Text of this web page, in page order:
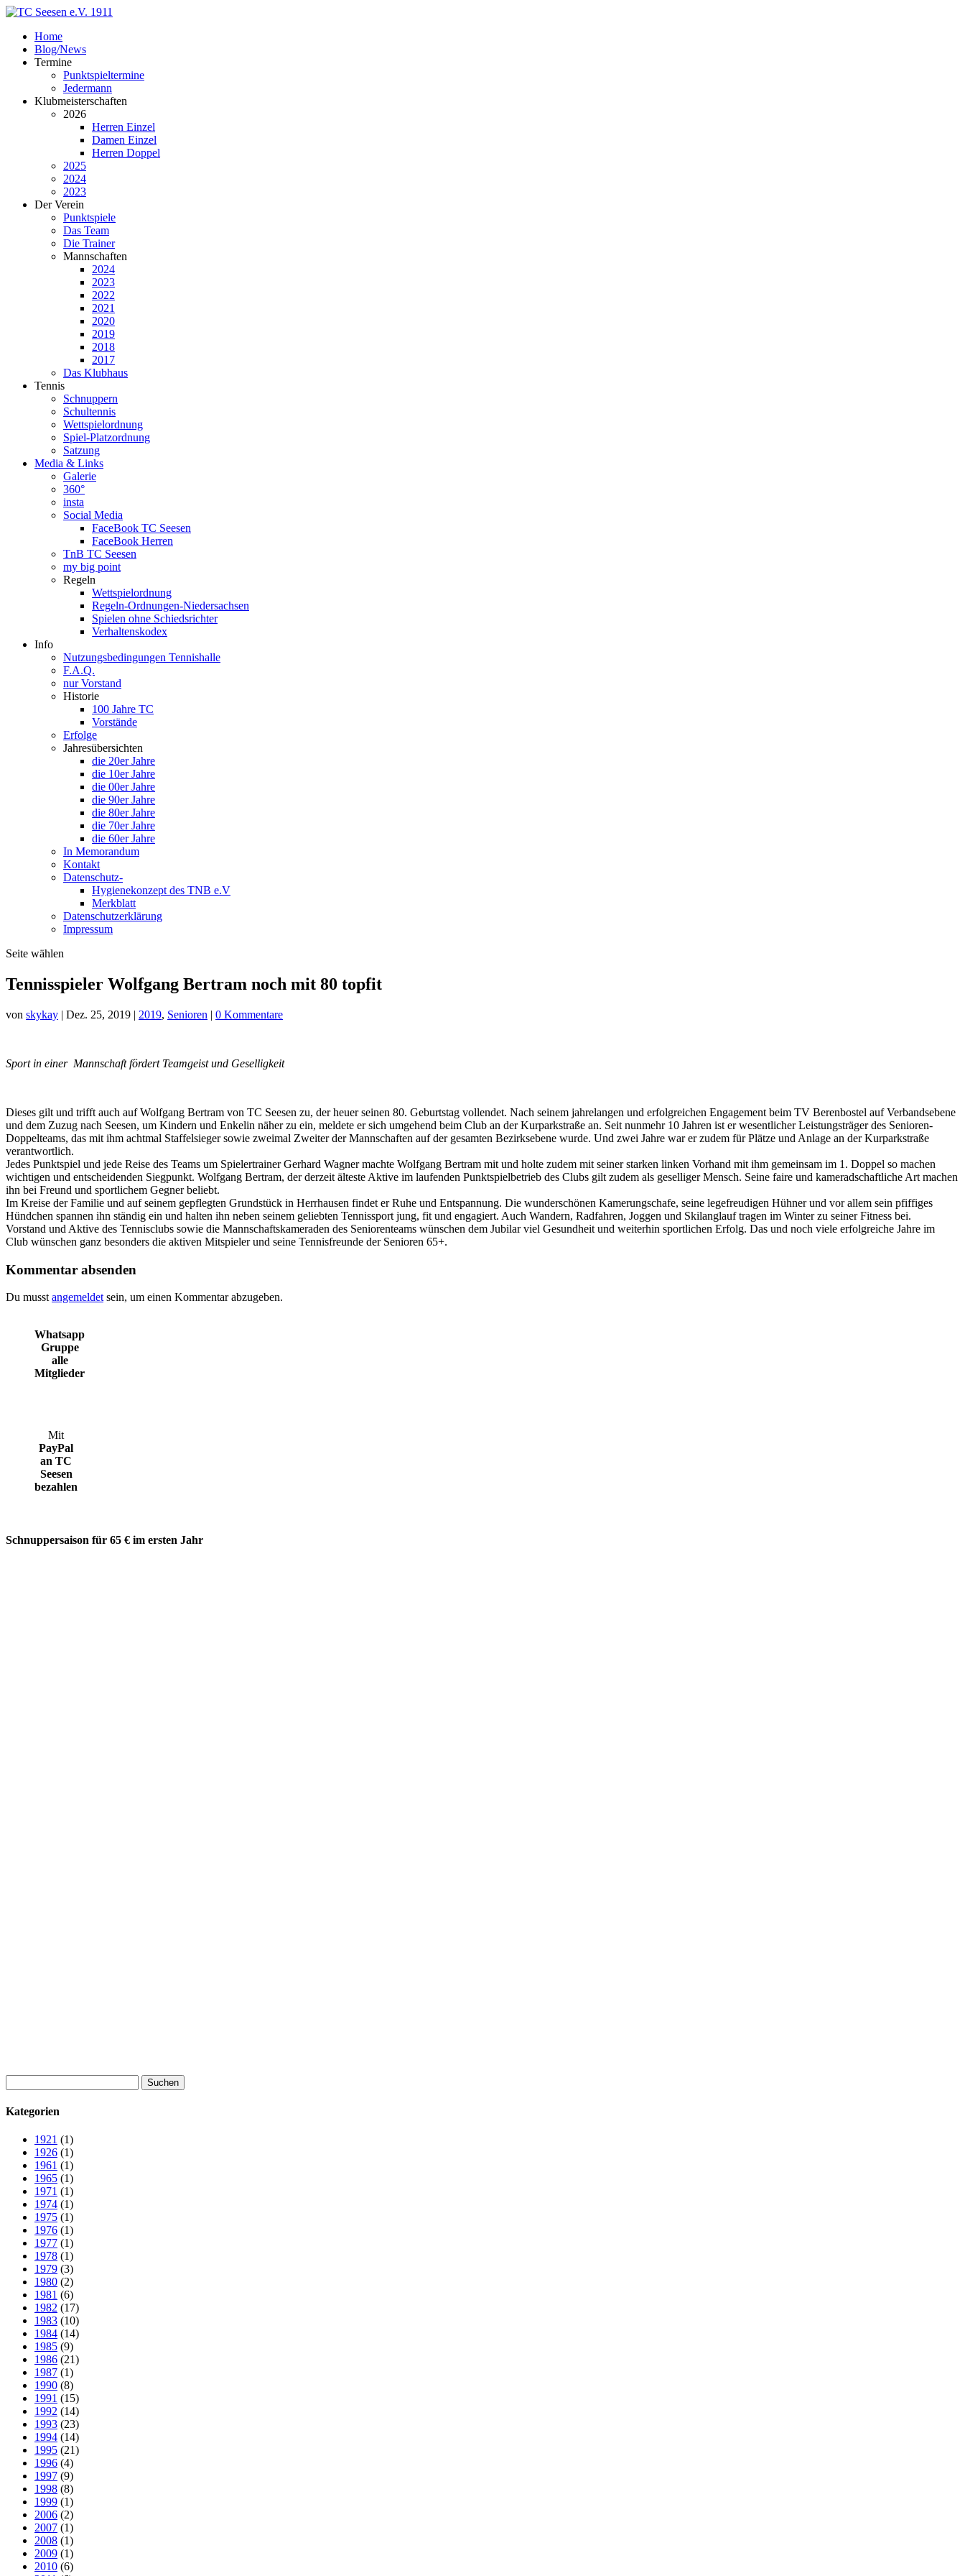
Home
Blog/News
Termine
Punktspieltermine
Jedermann
Klubmeisterschaften
2026
Herren Einzel
Damen Einzel
Herren Doppel
2025
2024
2023
Der Verein
Punktspiele
Das Team
Die Trainer
Mannschaften
2024
2023
2022
2021
2020
2019
2018
2017
Das Klubhaus
Tennis
Schnuppern
Schultennis
Wettspielordnung
Spiel-Platzordnung
Satzung
Media & Links
Galerie
360°
insta
Social Media
FaceBook TC Seesen
FaceBook Herren
TnB TC Seesen
my big point
Regeln
Wettspielordnung
Regeln-Ordnungen-Niedersachsen
Spielen ohne Schiedsrichter
Verhaltenskodex
Info
Nutzungsbedingungen Tennishalle
F.A.Q.
nur Vorstand
Historie
100 Jahre TC
Vorstände
Erfolge
Jahresübersichten
die 20er Jahre
die 10er Jahre
die 00er Jahre
die 90er Jahre
die 80er Jahre
die 70er Jahre
die 60er Jahre
In Memorandum
Kontakt
Datenschutz-
Hygienekonzept des TNB e.V
Merkblatt
Datenschutzerklärung
Impressum
Seite wählen
Tennisspieler Wolfgang Bertram noch mit 80 topfit
von skykay | Dez. 25, 2019 | 2019, Senioren | 0 Kommentare
Sport in einer Mannschaft fördert Teamgeist und Geselligkeit
Dieses gilt und trifft auch auf Wolfgang Bertram von TC Seesen zu, der heuer seinen 80. Geburtstag vollendet. Nach seinem jahrelangen und erfolgreichen Engagement beim TV Berenbostel auf Verbandsebene
und dem Zuzug nach Seesen, um Kindern und Enkelin näher zu ein, meldete er sich umgehend beim Club an der Kurparkstraße an. Seit nunmehr 10 Jahren ist er wesentlicher Leistungsträger des Senioren-
Doppelteams, das mit ihm achtmal Staffelsieger sowie zweimal Zweiter der Mannschaften auf der gesamten Bezirksebene wurde. Und zwei Jahre war er zudem für Plätze und Anlage an der Kurparkstraße
verantwortlich.
Jedes Punktspiel und jede Reise des Teams um Spielertrainer Gerhard Wagner machte Wolfgang Bertram mit und holte zudem mit seiner starken linken Vorhand mit ihm gemeinsam im 1. Doppel so machen
wichtigen und entscheidenden Siegpunkt. Wolfgang Bertram, der derzeit älteste Aktive im laufenden Punktspielbetrieb des Clubs gilt zudem als geselliger Mensch. Seine faire und kameradschaftliche Art machen
ihn bei Freund und sportlichem Gegner beliebt.
Im Kreise der Familie und auf seinem gepflegten Grundstück in Herrhausen findet er Ruhe und Entspannung. Die wunderschönen Kamerungschafe, seine legefreudigen Hühner und vor allem sein pfiffiges
Hündchen spannen ihn ständig ein und halten ihn neben seinem geliebten Tennissport jung, fit und engagiert. Auch Wandern, Radfahren, Joggen und Skilanglauf tragen im Winter zu seiner Fitness bei.
Vorstand und Aktive des Tennisclubs sowie die Mannschaftskameraden des Seniorenteams wünschen dem Jubilar viel Gesundheit und weiterhin sportlichen Erfolg. Das und noch viele erfolgreiche Jahre im
Club wünschen ganz besonders die aktiven Mitspieler und seine Tennisfreunde der Senioren 65+.
Kommentar absenden
Du musst angemeldet sein, um einen Kommentar abzugeben.
Whatsapp
Gruppe
alle
Mitglieder
Mit
PayPal
an TC
Seesen
bezahlen
Schnuppersaison für 65 € im ersten Jahr
nach:
Kategorien
1921 (1)
1926 (1)
1961 (1)
1965 (1)
1971 (1)
1974 (1)
1975 (1)
1976 (1)
1977 (1)
1978 (1)
1979 (3)
1980 (2)
1981 (6)
1982 (17)
1983 (10)
1984 (14)
1985 (9)
1986 (21)
1987 (1)
1990 (8)
1991 (15)
1992 (14)
1993 (23)
1994 (14)
1995 (21)
1996 (4)
1997 (9)
1998 (8)
1999 (1)
2006 (2)
2007 (1)
2008 (1)
2009 (1)
2010 (6)